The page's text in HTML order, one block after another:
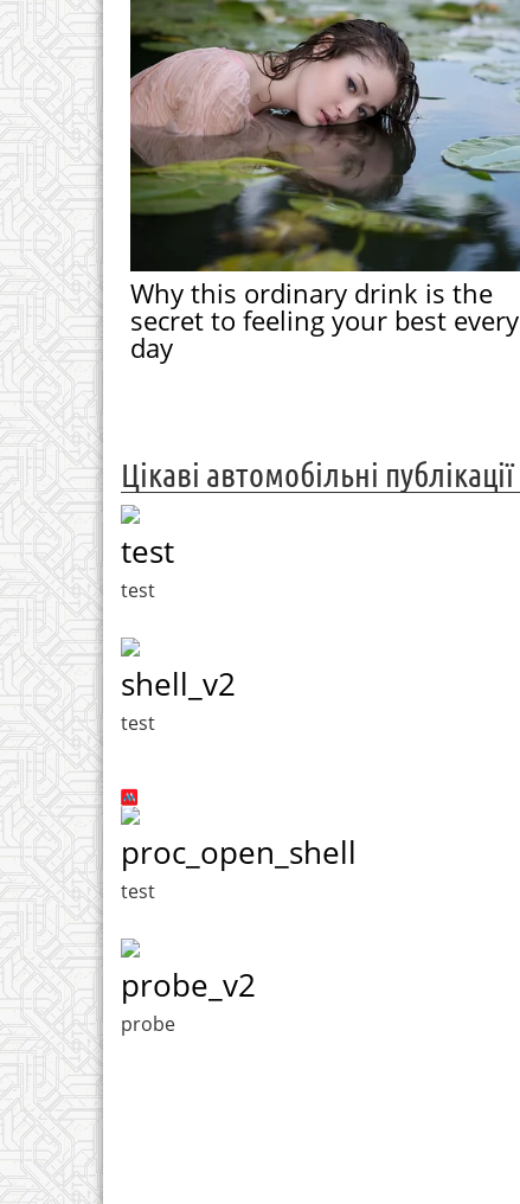
Why this ordinary drink is the
secret to feeling your best every
day
Цікаві автомобільні публікації
test
test
shell_v2
test
proc_open_shell
test
probe_v2
probe